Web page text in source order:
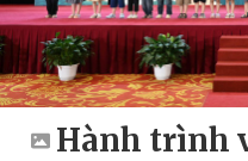
Hành trình